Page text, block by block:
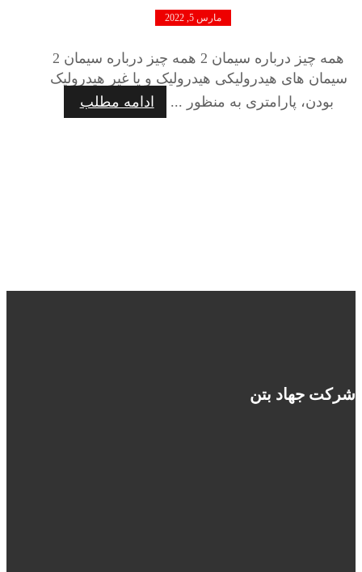
مارس 5, 2022
همه چیز درباره سیمان 2 همه چیز درباره سیمان 2
سیمان های هیدرولیکی هیدرولیک و یا غیر هیدرولیک
بودن، پارامتری به منظور ...
ادامه مطلب
شرکت جهاد بتن